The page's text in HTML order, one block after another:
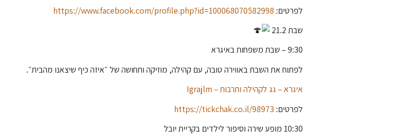
לפרטים: https://www.facebook.com/profile.php?id=100068070582998
שבת 21.2
9:30 – שבת משפחות באיגרא
לפתוח את השבת באווירה טובה, עם קהילה, מוזיקה ותחושה של ״איזה כיף שיצאנו מהבית״.
איגרא – גג לקהילה ותרבות – Igrajlm
לפרטים: https://tickchak.co.il/98973
10:30 מופע שירה וסיפור לילדים בקריית יובל